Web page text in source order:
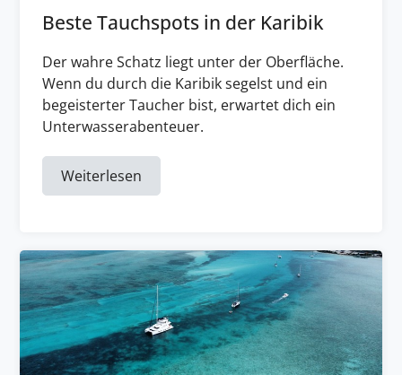
Beste Tauchspots in der Karibik
Der wahre Schatz liegt unter der Oberfläche.
Wenn du durch die Karibik segelst und ein
begeisterter Taucher bist, erwartet dich ein
Unterwasserabenteuer.
Weiterlesen